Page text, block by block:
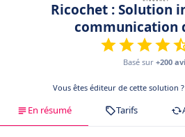
Ricochet : Solution
communication
Basé sur +200
Vous êtes éditeur de cette solution ?
En résumé Tarifs